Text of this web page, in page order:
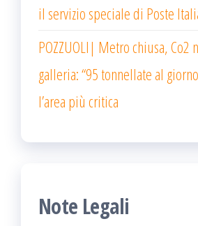
il servizio speciale di Poste
POZZUOLI| Metro chiusa, Co2
galleria: “95 tonnellate al
l’area più critica
Note Legali